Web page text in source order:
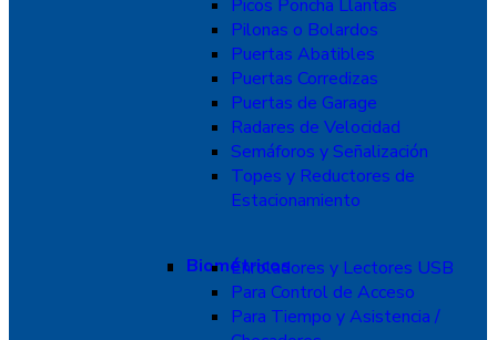
Picos Poncha Llantas
Pilonas o Bolardos
Puertas Abatibles
Puertas Corredizas
Puertas de Garage
Radares de Velocidad
Semáforos y Señalización
Topes y Reductores de
Estacionamiento
Biométricos
Enroladores y Lectores USB
Para Control de Acceso
Para Tiempo y Asistencia /